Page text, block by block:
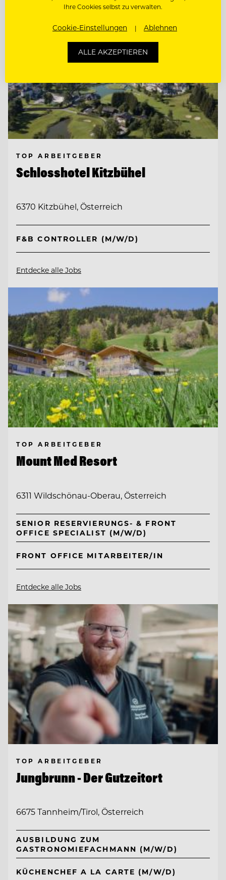
TOP ARBEITGEBER
Schlosshotel Kitzbühel
6370 Kitzbühel, Österreich
F&B CONTROLLER (M/W/D)
Entdecke alle Jobs
TOP ARBEITGEBER
Mount Med Resort
6311 Wildschönau-Oberau, Österreich
SENIOR RESERVIERUNGS- & FRONT
OFFICE SPECIALIST (M/W/D)
FRONT OFFICE MITARBEITER/IN
Entdecke alle Jobs
TOP ARBEITGEBER
Jungbrunn - Der Gutzeitort
6675 Tannheim/Tirol, Österreich
AUSBILDUNG ZUM
GASTRONOMIEFACHMANN (M/W/D)
KÜCHENCHEF A LA CARTE (M/W/D)
Ihre Cookies selbst zu verwalten.
Cookie-Einstellungen Ablehnen
ALLE AKZEPTIEREN